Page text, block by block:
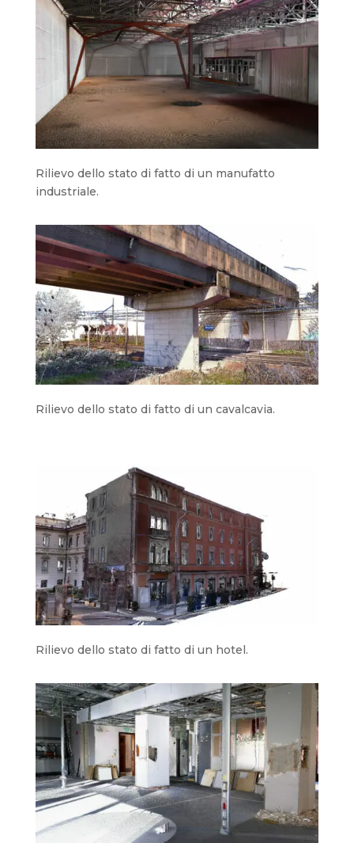
Rilievo dello stato di fatto di un manufatto
industriale.
Rilievo dello stato di fatto di un cavalcavia.
Rilievo dello stato di fatto di un hotel.